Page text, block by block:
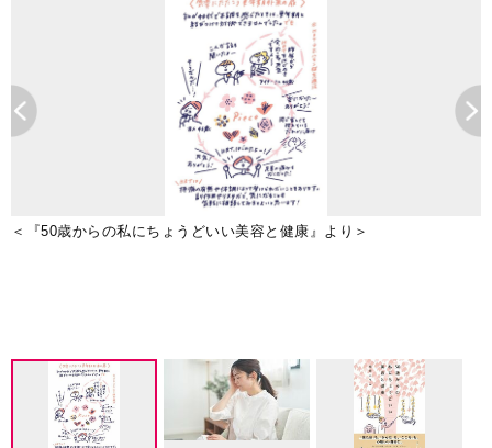
＜『50歳からの私にちょうどいい美容と健康』より＞